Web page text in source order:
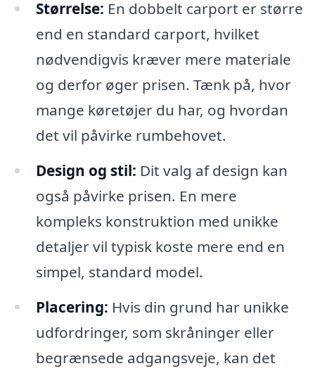
Størrelse: En dobbelt carport er større
end en standard carport, hvilket
nødvendigvis kræver mere materiale
og derfor øger prisen. Tænk på, hvor
mange køretøjer du har, og hvordan
det vil påvirke rumbehovet.
Design og stil: Dit valg af design kan
også påvirke prisen. En mere
kompleks konstruktion med unikke
detaljer vil typisk koste mere end en
simpel, standard model.
Placering: Hvis din grund har unikke
udfordringer, som skråninger eller
begrænsede adgangsveje, kan det